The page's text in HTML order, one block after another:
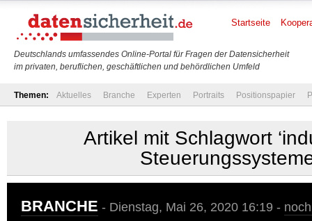
Deutschlands umfassendes Online-Portal für Fragen der Datensicherheit
im privaten, beruflichen, geschäftlichen und behördlichen Umfeld
Startseite
Themen: Aktuelles Branche Experten Portraits Positionspapier
Artikel mit Schlagwort
BRANCHE - Dienstag, Mai 26, 2020 16:19 -